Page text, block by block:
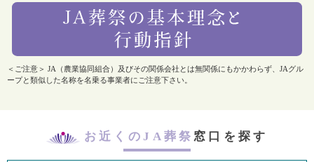
＜ご注意＞ JA（農業協同組合）及びその関係会社とは無関係にもかかわらず、JAグル
ープと類似した名称を名乗る事業者にご注意下さい。
お近くのJA葬祭 窓口を探す